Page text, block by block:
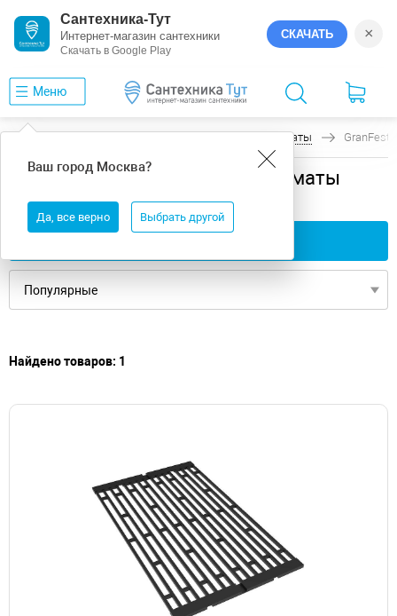
Сантехника-Тут
Интернет-магазин сантехники
Скачать в Google Play
СКАЧАТЬ ×
Меню
Ваш город Москва?
Да, все верно Выбрать другой
Роллер-маты GranFest
Аксессуары для кухни роллер-маты
GranFest
Найдено товаров: 1